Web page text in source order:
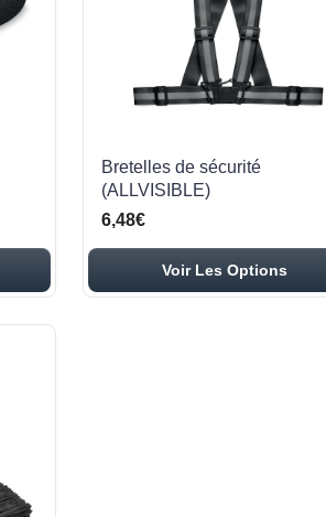
Bretelles de sécurité
(ALLVISIBLE)
6,48€
Voir Les Options